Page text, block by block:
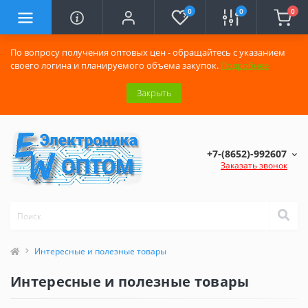
По вопросу получения оптовых цен - обращайтесь с указанием
своего логина и планируемого объема закупок. Подробнее
Закрыть
0 0 0
+7-(8652)-992607
Заказать звонок
Интересные и полезные товары
Интересные и полезные товары